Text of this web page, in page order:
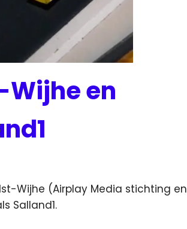
Wijhe en
Wijhe (Airplay Media stichting en
Salland1.